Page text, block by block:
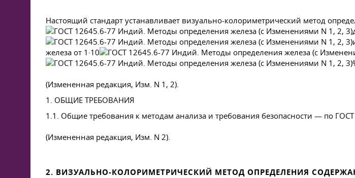
Настоящий стандарт устанавливает визуально-колориметрический метод
железа от 1·10
(Измененная редакция, Изм. N 1, 2).
1. ОБЩИЕ ТРЕБОВАНИЯ
1.1. Общие требования к методам анализа и требования безопасности — по
(Измененная редакция, Изм. N 2).
2. ВИЗУАЛЬНО-КОЛОРИМЕТРИЧЕСКИЙ МЕТОД ОПРЕДЕЛЕНИЯ